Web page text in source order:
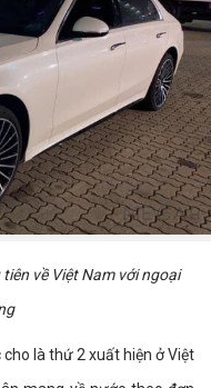
về Việt Nam với ngoại
là thứ 2 xuất hiện ở Việt